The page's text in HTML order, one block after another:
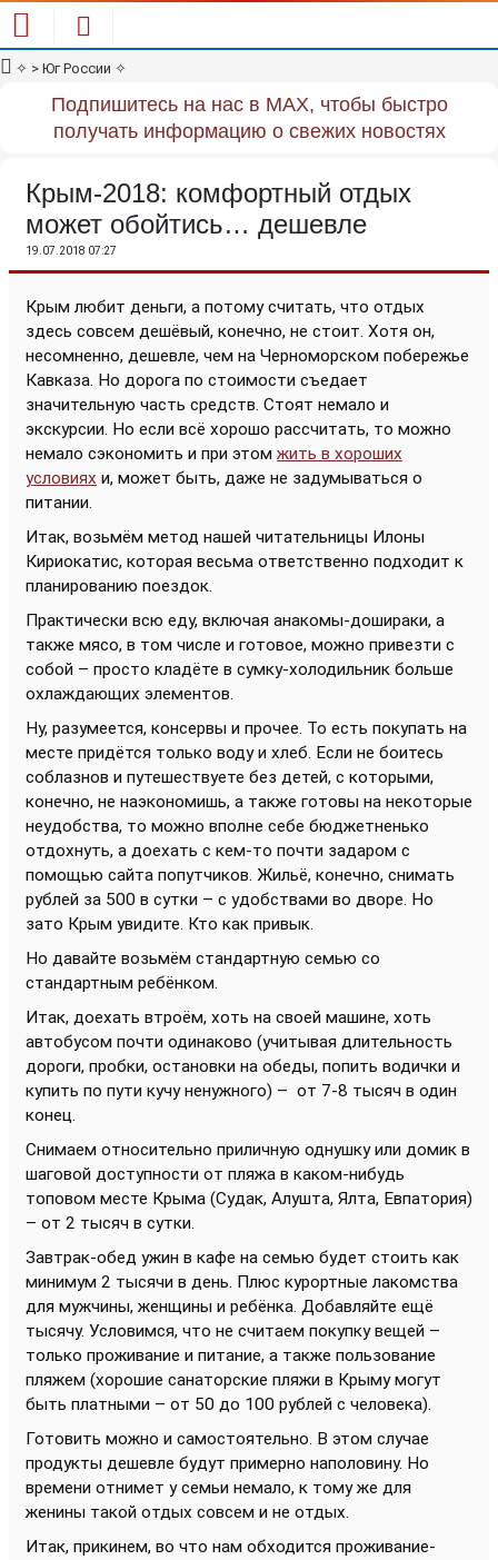
✧ > Юг России ✧
Подпишитесь на нас в MAX, чтобы быстро
получать информацию о свежих новостях
Крым-2018: комфортный отдых
может обойтись… дешевле
19.07.2018 07:27
Крым любит деньги, а потому считать, что отдых
здесь совсем дешёвый, конечно, не стоит. Хотя он,
несомненно, дешевле, чем на Черноморском побережье
Кавказа. Но дорога по стоимости съедает
значительную часть средств. Стоят немало и
экскурсии. Но если всё хорошо рассчитать, то можно
немало сэкономить и при этом жить в хороших
условиях и, может быть, даже не задумываться о
питании.
Итак, возьмём метод нашей читательницы Илоны
Кириокатис, которая весьма ответственно подходит к
планированию поездок.
Практически всю еду, включая анакомы-дошираки, а
также мясо, в том числе и готовое, можно привезти с
собой – просто кладёте в сумку-холодильник больше
охлаждающих элементов.
Ну, разумеется, консервы и прочее. То есть покупать на
месте придётся только воду и хлеб. Если не боитесь
соблазнов и путешествуете без детей, с которыми,
конечно, не наэкономишь, а также готовы на некоторые
неудобства, то можно вполне себе бюджетненько
отдохнуть, а доехать с кем-то почти задаром с
помощью сайта попутчиков. Жильё, конечно, снимать
рублей за 500 в сутки – с удобствами во дворе. Но
зато Крым увидите. Кто как привык.
Но давайте возьмём стандартную семью со
стандартным ребёнком.
Итак, доехать втроём, хоть на своей машине, хоть
автобусом почти одинаково (учитывая длительность
дороги, пробки, остановки на обеды, попить водички и
купить по пути кучу ненужного) – от 7-8 тысяч в один
конец.
Снимаем относительно приличную однушку или домик в
шаговой доступности от пляжа в каком-нибудь
топовом месте Крыма (Судак, Алушта, Ялта, Евпатория)
– от 2 тысяч в сутки.
Завтрак-обед ужин в кафе на семью будет стоить как
минимум 2 тысячи в день. Плюс курортные лакомства
для мужчины, женщины и ребёнка. Добавляйте ещё
тысячу. Условимся, что не считаем покупку вещей –
только проживание и питание, а также пользование
пляжем (хорошие санаторские пляжи в Крыму могут
быть платными – от 50 до 100 рублей с человека).
Готовить можно и самостоятельно. В этом случае
продукты дешевле будут примерно наполовину. Но
времени отнимет у семьи немало, к тому же для
женины такой отдых совсем и не отдых.
Итак, прикинем, во что нам обходится проживание-